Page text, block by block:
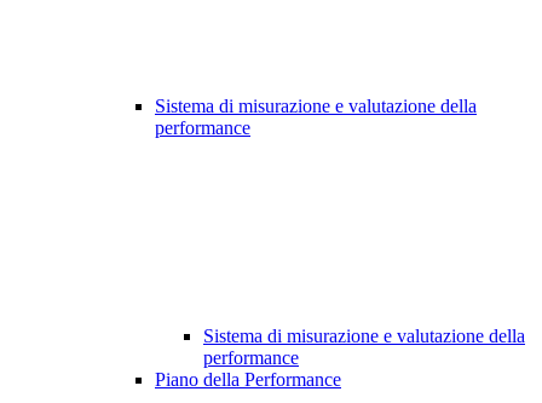
Sistema di misurazione e valutazione della
performance
Sistema di misurazione e valutazione della
performance
Piano della Performance